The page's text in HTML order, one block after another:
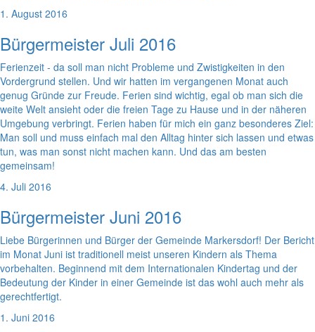
1. August 2016
Bürgermeister Juli 2016
Ferienzeit - da soll man nicht Probleme und Zwistigkeiten in den
Vordergrund stellen. Und wir hatten im vergangenen Monat auch
genug Gründe zur Freude. Ferien sind wichtig, egal ob man sich die
weite Welt ansieht oder die freien Tage zu Hause und in der näheren
Umgebung verbringt. Ferien haben für mich ein ganz besonderes Ziel:
Man soll und muss einfach mal den Alltag hinter sich lassen und etwas
tun, was man sonst nicht machen kann. Und das am besten
gemeinsam!
4. Juli 2016
Bürgermeister Juni 2016
Liebe Bürgerinnen und Bürger der Gemeinde Markersdorf! Der Bericht
im Monat Juni ist traditionell meist unseren Kindern als Thema
vorbehalten. Beginnend mit dem Internationalen Kindertag und der
Bedeutung der Kinder in einer Gemeinde ist das wohl auch mehr als
gerechtfertigt.
1. Juni 2016